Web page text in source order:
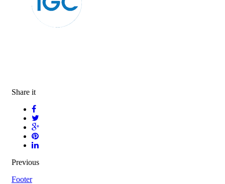
Share it
Previous
Footer